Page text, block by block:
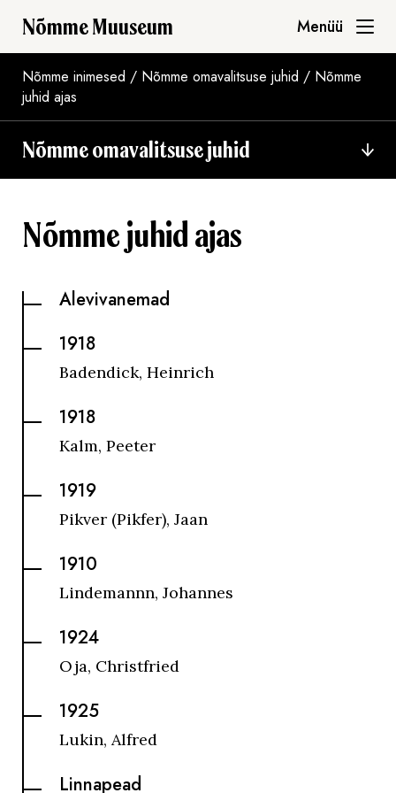
Nõmme Muuseum Menüü
Nõmme inimesed / Nõmme omavalitsuse juhid / Nõmme
juhid ajas
Nõmme omavalitsuse juhid
Nõmme juhid ajas
Alevivanemad
1918
Badendick, Heinrich
1918
Kalm, Peeter
1919
Pikver (Pikfer), Jaan
1910
Lindemannn, Johannes
1924
Oja, Christfried
1925
Lukin, Alfred
Linnapead